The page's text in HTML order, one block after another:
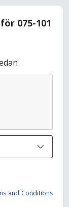
075-101
and Conditions